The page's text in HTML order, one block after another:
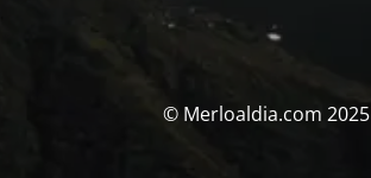
© Merloaldia.com 2025